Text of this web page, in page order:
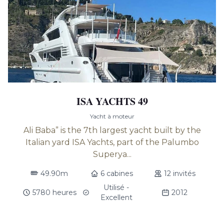
ISA YACHTS 49
Yacht à moteur
Ali Baba” is the 7th largest yacht built by the
Italian yard ISA Yachts, part of the Palumbo
Superya...
49.90m 6 cabines 12 invités
5780 heures
Utilisé -
Excellent
2012